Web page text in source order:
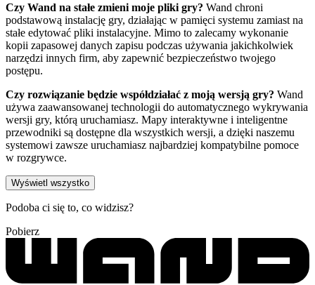
Czy Wand na stałe zmieni moje pliki gry? Wand chroni
podstawową instalację gry, działając w pamięci systemu zamiast na
stałe edytować pliki instalacyjne. Mimo to zalecamy wykonanie
kopii zapasowej danych zapisu podczas używania jakichkolwiek
narzędzi innych firm, aby zapewnić bezpieczeństwo twojego
postępu.
Czy rozwiązanie będzie współdziałać z moją wersją gry? Wand
używa zaawansowanej technologii do automatycznego wykrywania
wersji gry, którą uruchamiasz. Mapy interaktywne i inteligentne
przewodniki są dostępne dla wszystkich wersji, a dzięki naszemu
systemowi zawsze uruchamiasz najbardziej kompatybilne pomoce
w rozgrywce.
Wyświetl wszystko
Podoba ci się to, co widzisz?
Pobierz